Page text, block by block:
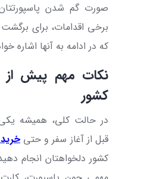
صورت گم شدن
برخی اقدامات، برای برگشت
که در ادامه به آنها اشاره
نکات مهم پیش از
کشور
در حالت کلی، همیشه
قبل از آغاز سفر و حتی
کشور دلخواهتان انجام